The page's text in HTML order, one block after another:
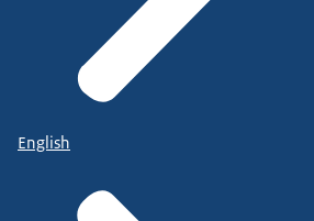
English